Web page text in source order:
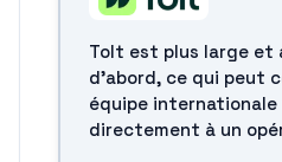
Tolt est plus large et
d'abord, ce qui peut
équipe internationale
directement à un